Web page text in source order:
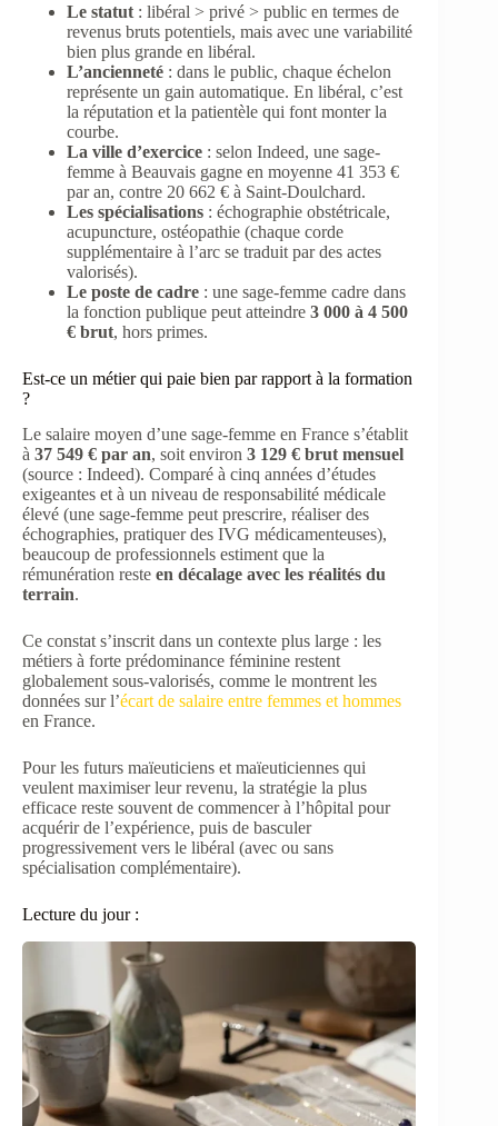
Le statut : libéral > privé > public en termes de
revenus bruts potentiels, mais avec une variabilité
bien plus grande en libéral.
L’ancienneté : dans le public, chaque échelon
représente un gain automatique. En libéral, c’est
la réputation et la patientèle qui font monter la
courbe.
La ville d’exercice : selon Indeed, une sage-
femme à Beauvais gagne en moyenne 41 353 €
par an, contre 20 662 € à Saint-Doulchard.
Les spécialisations : échographie obstétricale,
acupuncture, ostéopathie (chaque corde
supplémentaire à l’arc se traduit par des actes
valorisés).
Le poste de cadre : une sage-femme cadre dans
la fonction publique peut atteindre 3 000 à 4 500
€ brut, hors primes.
Est-ce un métier qui paie bien par rapport à la formation
?
Le salaire moyen d’une sage-femme en France s’établit
à 37 549 € par an, soit environ 3 129 € brut mensuel
(source : Indeed). Comparé à cinq années d’études
exigeantes et à un niveau de responsabilité médicale
élevé (une sage-femme peut prescrire, réaliser des
échographies, pratiquer des IVG médicamenteuses),
beaucoup de professionnels estiment que la
rémunération reste en décalage avec les réalités du
terrain.
Ce constat s’inscrit dans un contexte plus large : les
métiers à forte prédominance féminine restent
globalement sous-valorisés, comme le montrent les
données sur l’écart de salaire entre femmes et hommes
en France.
Pour les futurs maïeuticiens et maïeuticiennes qui
veulent maximiser leur revenu, la stratégie la plus
efficace reste souvent de commencer à l’hôpital pour
acquérir de l’expérience, puis de basculer
progressivement vers le libéral (avec ou sans
spécialisation complémentaire).
Lecture du jour :